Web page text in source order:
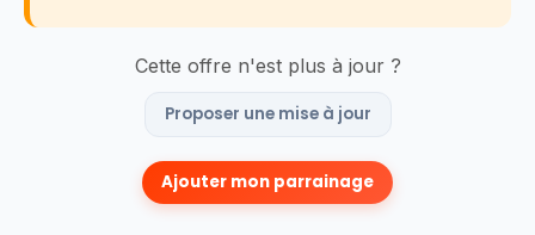
Cette offre n'est plus à jour ?
Proposer une mise à jour
Ajouter mon parrainage